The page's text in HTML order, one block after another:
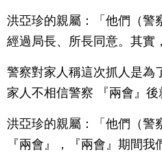
洪亞珍的親屬：「他們（警
經過局長、所長同意。其實
警察對家人稱這次抓人是為
家人不相信警察 『兩會』後
洪亞珍的親屬：「他們（警
『兩會』，『兩會』期間